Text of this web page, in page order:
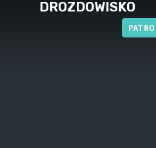
DROZDOWISKO